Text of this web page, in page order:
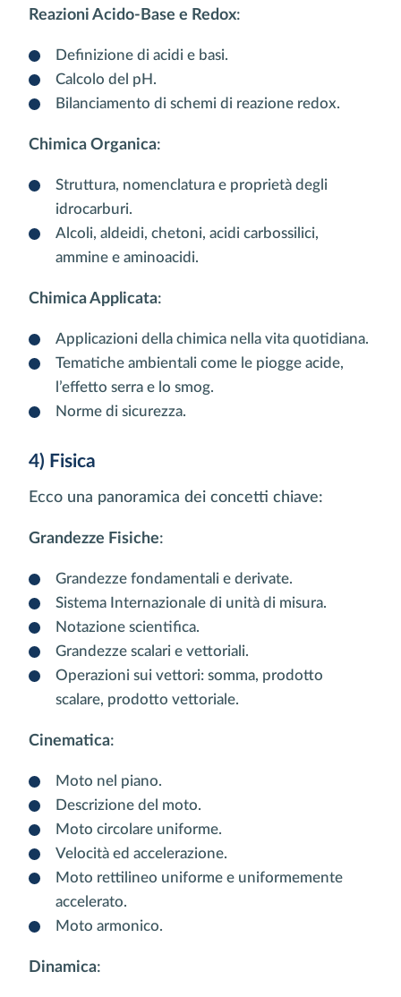
Reazioni Acido-Base e Redox:
Definizione di acidi e basi.
Calcolo del pH.
Bilanciamento di schemi di reazione redox.
Chimica Organica:
Struttura, nomenclatura e proprietà degli
idrocarburi.
Alcoli, aldeidi, chetoni, acidi carbossilici,
ammine e aminoacidi.
Chimica Applicata:
Applicazioni della chimica nella vita quotidiana.
Tematiche ambientali come le piogge acide,
l’effetto serra e lo smog.
Norme di sicurezza.
4) Fisica
Ecco una panoramica dei concetti chiave:
Grandezze Fisiche:
Grandezze fondamentali e derivate.
Sistema Internazionale di unità di misura.
Notazione scientifica.
Grandezze scalari e vettoriali.
Operazioni sui vettori: somma, prodotto
scalare, prodotto vettoriale.
Cinematica:
Moto nel piano.
Descrizione del moto.
Moto circolare uniforme.
Velocità ed accelerazione.
Moto rettilineo uniforme e uniformemente
accelerato.
Moto armonico.
Dinamica: